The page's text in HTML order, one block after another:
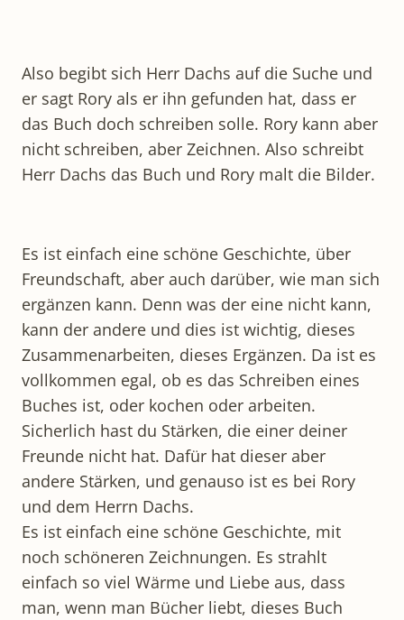
Also begibt sich Herr Dachs auf die Suche und
er sagt Rory als er ihn gefunden hat, dass er
das Buch doch schreiben solle. Rory kann aber
nicht schreiben, aber Zeichnen. Also schreibt
Herr Dachs das Buch und Rory malt die Bilder.
Es ist einfach eine schöne Geschichte, über
Freundschaft, aber auch darüber, wie man sich
ergänzen kann. Denn was der eine nicht kann,
kann der andere und dies ist wichtig, dieses
Zusammenarbeiten, dieses Ergänzen. Da ist es
vollkommen egal, ob es das Schreiben eines
Buches ist, oder kochen oder arbeiten.
Sicherlich hast du Stärken, die einer deiner
Freunde nicht hat. Dafür hat dieser aber
andere Stärken, und genauso ist es bei Rory
und dem Herrn Dachs.
Es ist einfach eine schöne Geschichte, mit
noch schöneren Zeichnungen. Es strahlt
einfach so viel Wärme und Liebe aus, dass
man, wenn man Bücher liebt, dieses Buch